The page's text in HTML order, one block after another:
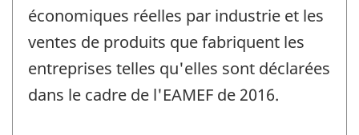
économiques réelles par industrie et les
ventes de produits que fabriquent les
entreprises telles qu'elles sont déclarées
dans le cadre de l'EAMEF de 2016.